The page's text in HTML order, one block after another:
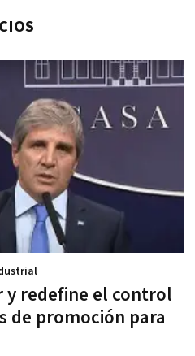
y redefine el control
de promoción para